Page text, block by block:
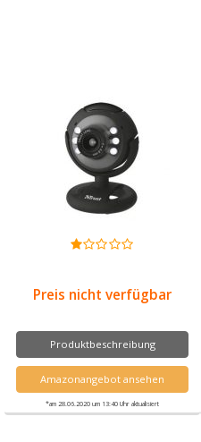
Preis nicht verfügbar
Produktbeschreibung
Amazonangebot ansehen
*am 28.06.2020 um 13:40 Uhr aktualisiert